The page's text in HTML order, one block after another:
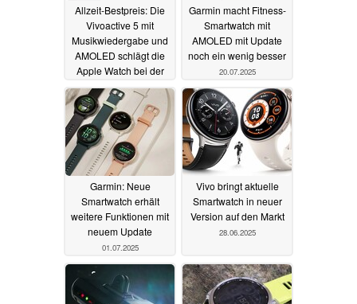
Allzeit-Bestpreis: Die
Vivoactive 5 mit
Musikwiedergabe und
AMOLED schlägt die
Apple Watch bei der
Laufzeit deutlich und
gibt es aktuell sehr
günstig03.12.2025
Garmin macht Fitness-
Smartwatch mit
AMOLED mit Update
noch ein wenig besser
20.07.2025
Garmin: Neue
Smartwatch erhält
weitere Funktionen mit
neuem Update
01.07.2025
Vivo bringt aktuelle
Smartwatch in neuer
Version auf den Markt
28.06.2025